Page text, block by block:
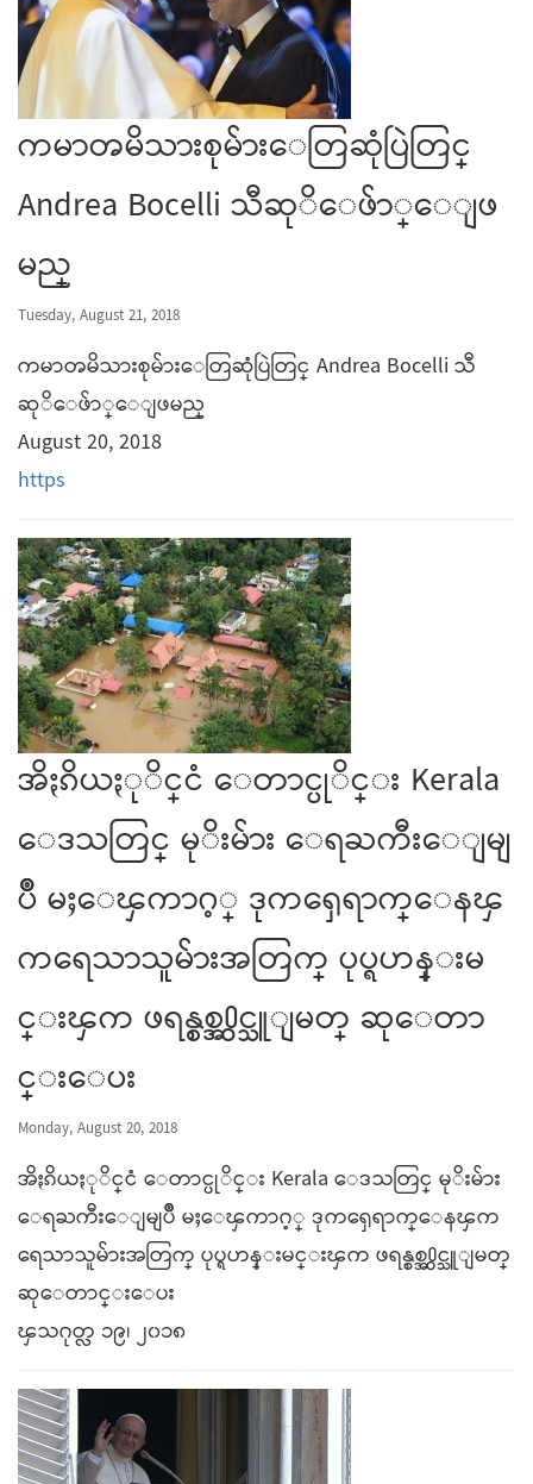
ကမာၻမိသားစုမ်ားေတြဆုံပြဲတြင္
Andrea Bocelli သီဆုိေဖ်ာ္ေျဖ
မည္
Tuesday, August 21, 2018
ကမာၻမိသားစုမ်ားေတြဆုံပြဲတြင္ Andrea Bocelli သီ
ဆုိေဖ်ာ္ေျဖမည္
August 20, 2018
https
အိႏၵိယႏုိင္ငံ ေတာင္ပုိင္း Kerala
ေဒသတြင္ မုိးမ်ား ေရႀကီးေျမျ
ပဳိ မႈေၾကာဂ့္ ဒုကၡေရာက္ေနၾ
ကရေသာသူမ်ားအတြက္ ပုပ္ရဟန္းမ
င္းၾက ဖရန္စစ္အ႐ွင္သူျမတ္ ဆုေတာ
င္းေပး
Monday, August 20, 2018
အိႏၵိယႏုိင္ငံ ေတာင္ပုိင္း Kerala ေဒသတြင္ မုိးမ်ား
ေရႀကီးေျမျပဳိ မႈေၾကာဂ့္ ဒုကၡေရာက္ေနၾက
ရေသာသူမ်ားအတြက္ ပုပ္ရဟန္းမင္းၾက ဖရန္စစ္အ႐ွင္သူျမတ္
ဆုေတာင္းေပး
ၾသဂုတ္လ ၁၉၊ ၂၀၁၈